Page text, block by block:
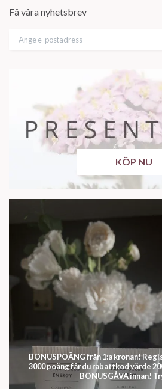
Få våra nyhetsbrev
KÖP NU
BONUSPOÄNG från 1:a kronan!
3000 poäng får du rabattkod värde
BONUSGÅVA innan!